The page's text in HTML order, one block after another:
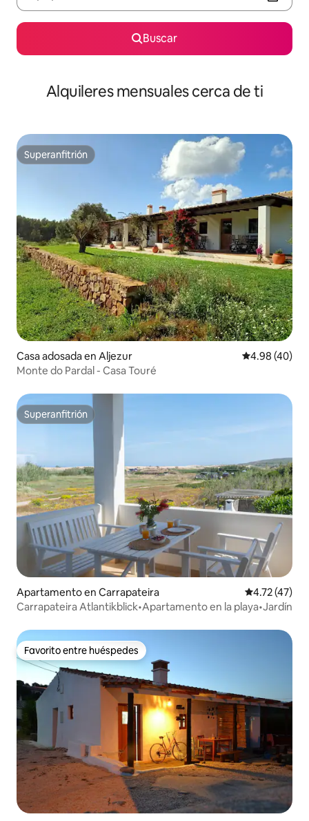
Buscar
Alquileres mensuales cerca de ti
Superanfitrión
Superanfitrión
Casa adosada en Aljezur Calificación
4.98 (40)
Monte do Pardal - Casa Touré
Superanfitrión
Superanfitrión
Apartamento en Carrapateira Calificación
4.72 (47)
Carrapateira Atlantikblick•Apartamento en la playa•Jardín
Favorito entre huéspedes
Favorito entre huéspedes